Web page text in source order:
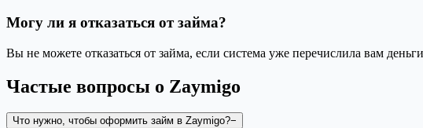
Могу ли я отказаться от займа?
Вы не можете отказаться от займа, если система уже перечислила вам
Частые вопросы о Zaymigo
Что нужно, чтобы оформить займ в Zaymigo?−